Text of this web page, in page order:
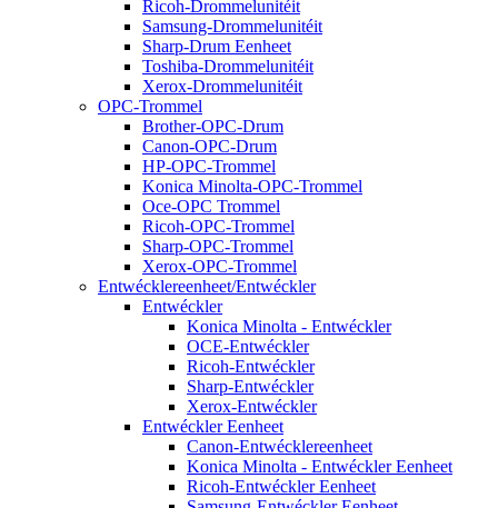
Ricoh-Drommelunitéit
Samsung-Drommelunitéit
Sharp-Drum Eenheet
Toshiba-Drommelunitéit
Xerox-Drommelunitéit
OPC-Trommel
Brother-OPC-Drum
Canon-OPC-Drum
HP-OPC-Trommel
Konica Minolta-OPC-Trommel
Oce-OPC Trommel
Ricoh-OPC-Trommel
Sharp-OPC-Trommel
Xerox-OPC-Trommel
Entwécklereenheet/Entwéckler
Entwéckler
Konica Minolta - Entwéckler
OCE-Entwéckler
Ricoh-Entwéckler
Sharp-Entwéckler
Xerox-Entwéckler
Entwéckler Eenheet
Canon-Entwécklereenheet
Konica Minolta - Entwéckler Eenheet
Ricoh-Entwéckler Eenheet